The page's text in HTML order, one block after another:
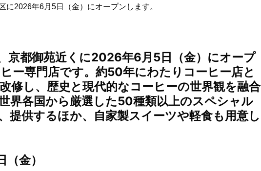
2026年6月5日（金）にオープンします。
都御苑近くに2026年6月5日（金）にオープ
ー専門店です。約50年にわたりコーヒー店と
修し、歴史と現代的なコーヒーの世界観を融合
界各国から厳選した50種類以上のスペシャル
提供するほか、自家製スイーツや軽食も用意し
金）